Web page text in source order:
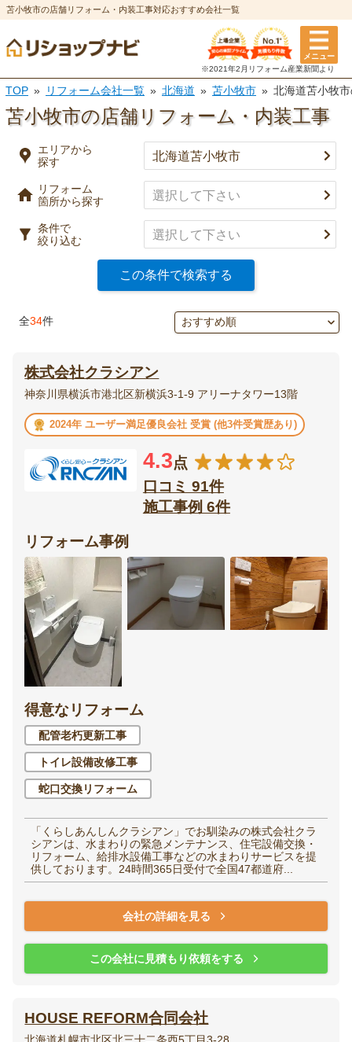
苫小牧市の店舗リフォーム・内装工事対応おすすめ会社一覧
メニュー
※2021年2月リフォーム産業新聞より
TOP リフォーム会社一覧 北海道 苫小牧市 北海道苫小牧
苫小牧市の店舗リフォーム・内装工事
エリアから
探す
リフォーム
箇所から探す
条件で
絞り込む
この条件で検索する
リフォーム箇所
選択を全て解除
キッチン 風呂・浴室
トイレ 洗面所
屋根塗装・
エクステリア・
庭・
バルコニー
ウッドデッキ
カーポート・
ガレージ
フェンス
門扉 オーニング
洋室（子供部屋・寝
室）
廊下
玄関 エントランス
リノベーション
その他
エリアから探す
都道府県
市区町村
決定
※複数選択可
特徴
事例有り
口コミ有り
決定
全34件
株式会社クラシアン
神奈川県横浜市港北区新横浜3-1-9 アリーナタワー13階
2024年 ユーザー満足優良会社 受賞 (他3件受賞歴あり)
4.3点
口コミ 91件
施工事例 6件
リフォーム事例
得意なリフォーム
配管老朽更新工事
トイレ設備改修工事
蛇口交換リフォーム
「くらしあんしんクラシアン」でお馴染みの株式会社クラ
シアンは、水まわりの緊急メンテナンス、住宅設備交換・
リフォーム、給排水設備工事などの水まわりサービスを提
供しております。24時間365日受付で全国47都道府...
会社の詳細を見る
この会社に見積もり依頼をする
HOUSE REFORM合同会社